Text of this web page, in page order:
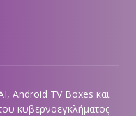
Android TV Boxes και
κυβερνοεγκλήματος